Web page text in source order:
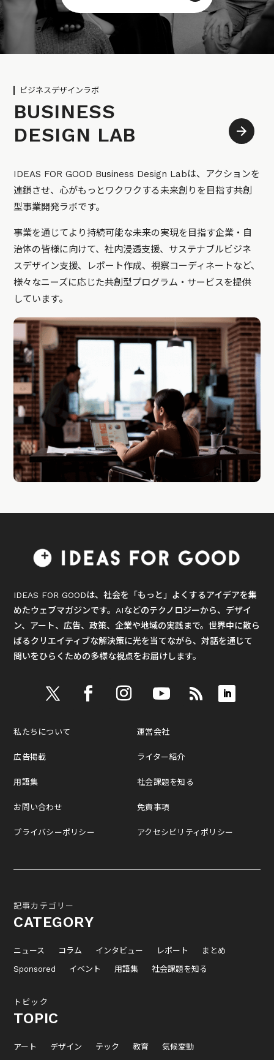
ビジネスデザインラボ
BUSINESS
DESIGN LAB
IDEAS FOR GOOD Business Design Labは、アクションを
連鎖させ、心がもっとワクワクする未来創りを目指す共創
型事業開発ラボです。
事業を通じてより持続可能な未来の実現を目指す企業・自
治体の皆様に向けて、社内浸透支援、サステナブルビジネ
スデザイン支援、レポート作成、視察コーディネートなど、
様々なニーズに応じた共創型プログラム・サービスを提供
しています。
IDEAS FOR GOODは、社会を「もっと」よくするアイデアを集
めたウェブマガジンです。AIなどのテクノロジーから、デザイ
ン、アート、広告、政策、企業や地域の実践まで。世界中に散ら
ばるクリエイティブな解決策に光を当てながら、対話を通じて
問いをひらくための多様な視点をお届けします。
私たちについて
広告掲載
用語集
お問い合わせ
プライバシーポリシー
運営会社
ライター紹介
社会課題を知る
免責事項
アクセシビリティポリシー
記事カテゴリー
CATEGORY
ニュース コラム インタビュー レポート
まとめ
Sponsored
イベント 用語集 社会課題を知る
トピック
TOPIC
アート デザイン テック 教育 気候変動